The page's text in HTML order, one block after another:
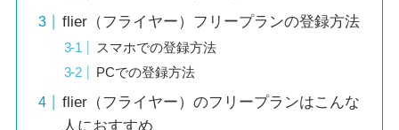
flier（フライヤー）フリープランの登録方法
スマホでの登録方法
PCでの登録方法
flier（フライヤー）のフリープランはこんな
人におすすめ